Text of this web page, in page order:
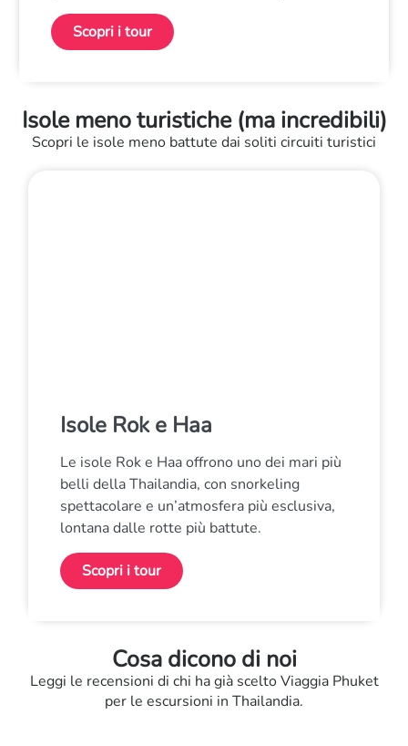
Scopri i tour
Isole meno turistiche (ma incredibili)
Scopri le isole meno battute dai soliti circuiti turistici
Isole Rok e Haa
Le isole Rok e Haa offrono uno dei mari più
belli della Thailandia, con snorkeling
spettacolare e un’atmosfera più esclusiva,
lontana dalle rotte più battute.
Scopri i tour
Cosa dicono di noi
Leggi le recensioni di chi ha già scelto Viaggia Phuket
per le escursioni in Thailandia.